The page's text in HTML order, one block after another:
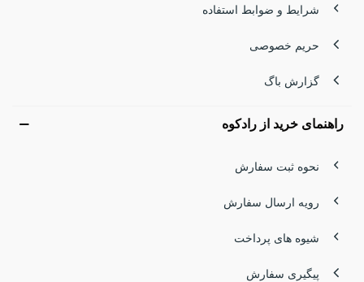
شرایط و ضوابط استفاده
حریم خصوصی
گزارش باگ
راهنمای خرید از رادکوه
نحوه ثبت سفارش
رویه ارسال سفارش
شیوه های پرداخت
پیگیری سفارش